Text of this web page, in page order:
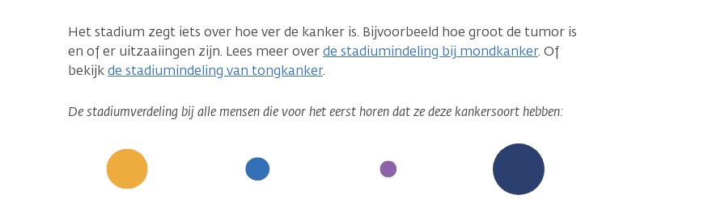
Het stadium zegt iets over hoe ver de kanker is. Bijvoorbeeld hoe groot de tumor is
en of er uitzaaiingen zijn. Lees meer overde stadiumindeling bij mondkanker. Of
bekijkde stadiumindeling van tongkanker.
De stadiumverdeling bij alle mensen die voor het eerst horen dat ze deze kankersoort hebben: